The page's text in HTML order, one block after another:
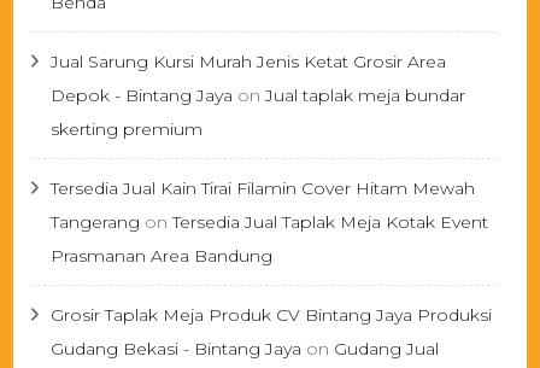
Jual Sarung Kursi Murah Jenis Ketat Grosir Area
Depok - Bintang Jaya onJual taplak meja bundar
skerting premium
Tersedia Jual Kain Tirai Filamin Cover Hitam Mewah
Tangerang onTersedia Jual Taplak Meja Kotak Event
Prasmanan Area Bandung
Grosir Taplak Meja Produk CV Bintang Jaya Produksi
Gudang Bekasi - Bintang Jaya on Gudang Jual